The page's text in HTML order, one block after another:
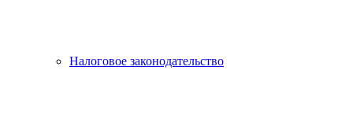
Налоговое законодательство